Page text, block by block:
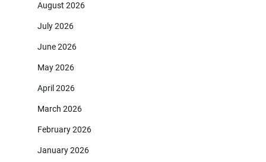
August 2026
July 2026
June 2026
May 2026
April 2026
March 2026
February 2026
January 2026